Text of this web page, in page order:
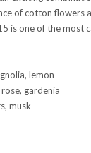
of cotton flowers
is one of the most
lemon
gardenia
musk